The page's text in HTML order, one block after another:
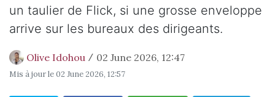
un taulier de Flick, si une grosse enveloppe
arrive sur les bureaux des dirigeants.
Olive Idohou / 02 June 2026, 12:47
Mis à jour le02 June 2026, 12:57